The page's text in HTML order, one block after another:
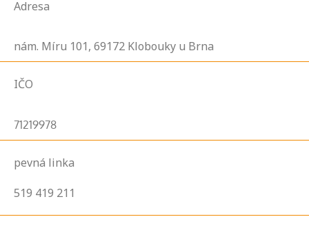
Adresa
nám. Míru 101, 69172 Klobouky u Brna
IČO
71219978
pevná linka
519 419 211